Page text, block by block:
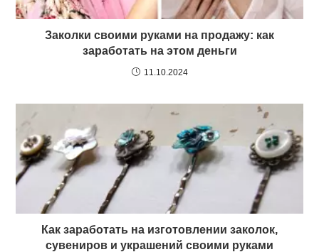
Заколки своими руками на продажу: как
заработать на этом деньги
11.10.2024
Как заработать на изготовлении заколок,
сувениров и украшений своими руками